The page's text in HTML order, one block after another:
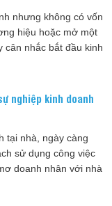
nhưng không có vốn
hiệu hoặc mở một
cân nhắc bắt đầu kinh
nghiệp kinh doanh
tại nhà, ngày càng
sử dụng công việc
doanh nhân với nhà